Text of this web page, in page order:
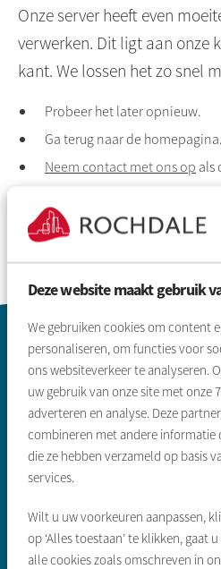
Deze website maakt gebruik
We gebruiken cookies om content
personaliseren, om functies voor
ons websiteverkeer te analyseren.
uw gebruik van onze site met onze7
adverteren en analyse. Deze
combineren met andere informatie
die ze hebben verzameld op basis
services.
Wilt u uw voorkeuren aanpassen,
op ‘Alles toestaan’ te klikken, gaat
alle cookies zoals omschreven in
Onze server heeft even
verwerken. Dit ligt aan onze
kant. We lossen het zo snel
Probeer het later opnieuw.
Ga terug naar de homepagina.
Neem contact met ons op als
Contactinformatie
Zoeken & aanbod
Sociale huurwoning
Vrije sector huurwoning